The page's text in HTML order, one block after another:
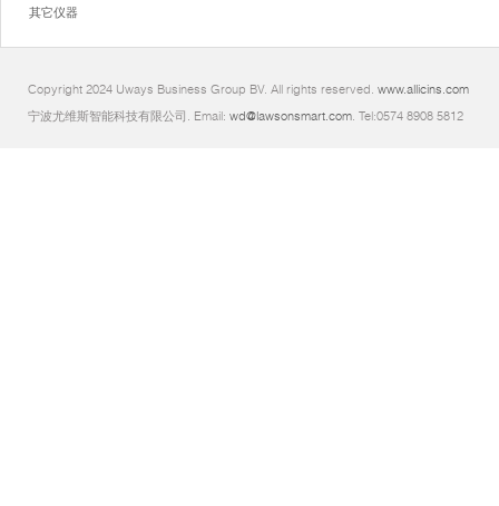
其它仪器
Copyright 2024 Uways Business Group BV. All rights reserved. www.allicins.com
宁波尤维斯智能科技有限公司. Email: wd@lawsonsmart.com. Tel:0574 8908 5812